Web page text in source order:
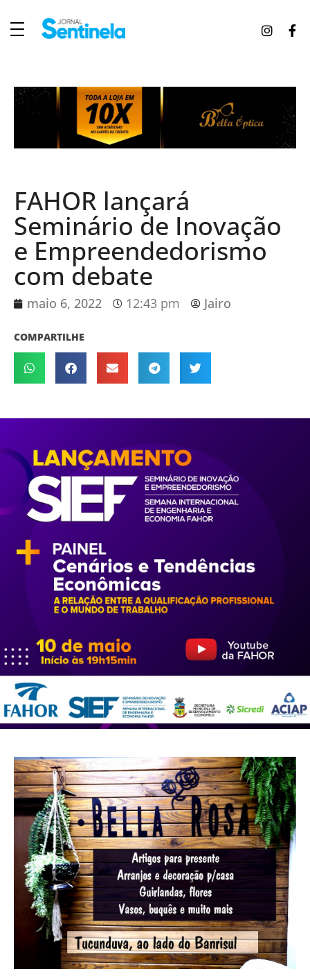
FAHOR lançará
Seminário de Inovação
e Empreendedorismo
com debate
maio 6, 2022 12:43 pm Jairo
COMPARTILHE